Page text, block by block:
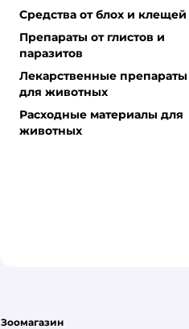
Средства от блох и клещей
Препараты от глистов и
паразитов
Лекарственные препараты
для животных
Расходные материалы для
животных
Зоомагазин